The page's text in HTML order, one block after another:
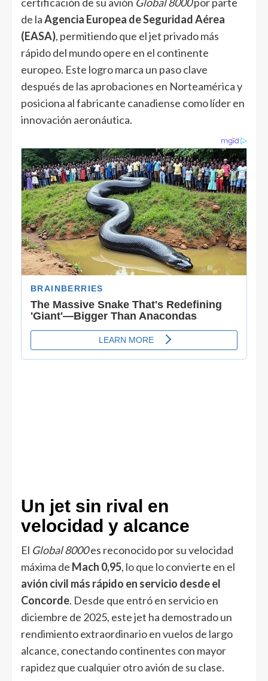
de laAgencia Europea de Seguridad Aérea
(EASA), permitiendo que el jet privado más
rápido del mundo opere en el continente
europeo. Este logro marca un paso clave
después de las aprobaciones en Norteamérica y
posiciona al fabricante canadiense como líder en
innovación aeronáutica.
Un jet sin rival en
velocidad y alcance
El Global 8000es reconocido por su velocidad
máxima de Mach 0,95, lo que lo convierte en el
avión civil más rápido en servicio desde el
Concorde. Desde que entró en servicio en
diciembre de 2025, este jet ha demostrado un
rendimiento extraordinario en vuelos de largo
alcance, conectando continentes con mayor
rapidez que cualquier otro avión de su clase.